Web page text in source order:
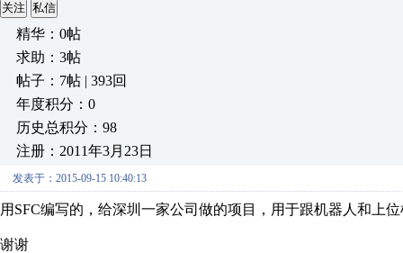
关注 私信
精华：0帖
求助：3帖
帖子：7帖 | 393回
年度积分：0
历史总积分：98
注册：2011年3月23日
发表于：2015-09-15 10:40:13
用SFC编写的，给深圳一家公司做的项目，用于跟机器人和上
谢谢